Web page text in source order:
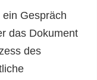
Gespräch
das Dokument
des